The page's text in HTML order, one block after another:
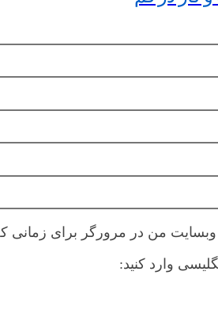
وبسایت من در مرورگر برای زمانی
وارد کنید: